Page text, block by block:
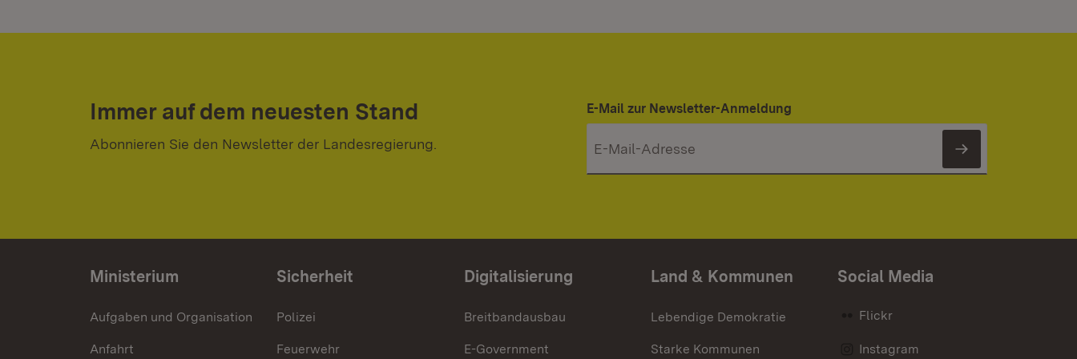
Immer auf dem neuesten Stand
Abonnieren Sie den Newsletter der Landesregierung.
E-Mail zur Newsletter-Anmeldung
Newsletter
Ministerium
Aufgaben und Organisation
Anfahrt
Sicherheit
Polizei
Feuerwehr
Digitalisierung
Breitbandausbau
E-Government
Land & Kommunen
Lebendige Demokratie
Starke Kommunen
Social Media
Flickr
Instagram